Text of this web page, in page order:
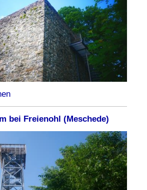
bei Freienohl (Meschede)